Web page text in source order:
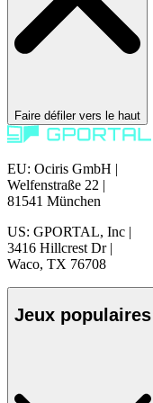
Faire défiler vers le haut
EU: Ociris GmbH |
Welfenstraße 22 |
81541 München
US: GPORTAL, Inc |
3416 Hillcrest Dr |
Waco, TX 76708
Jeux populaires